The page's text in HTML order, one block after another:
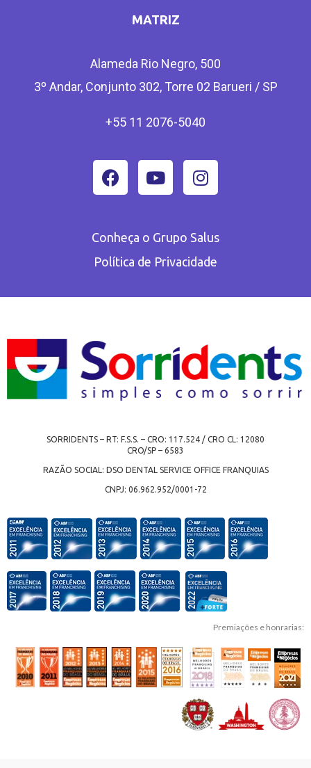
MATRIZ
Alameda Rio Negro, 500
3º Andar, Conjunto 302, Torre 02 Barueri / SP
+55 11 2076-5040
Conheça o Grupo Salus
Política de Privacidade
SORRIDENTS – RT: F.S.S. – CRO: 117.524 / CRO CL: 12080
CRO/SP – 6583
RAZÃO SOCIAL: DSO DENTAL SERVICE OFFICE FRANQUIAS
CNPJ: 06.962.952/0001-72
Premiações e honrarias: